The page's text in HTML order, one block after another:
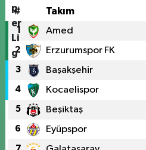
# Takım
1 Amed
2 Erzurumspor FK
3 Başakşehir
4 Kocaelispor
5 Beşiktaş
6 Eyüpspor